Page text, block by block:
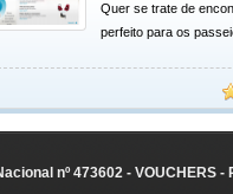
Quer se trate de
perfeito para os
nº 473602 - VOUCHERS